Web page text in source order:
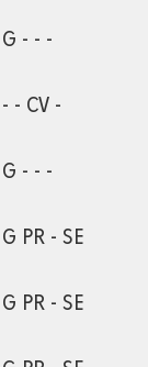
G - - -
- - CV -
G - - -
G PR - SE
G PR - SE